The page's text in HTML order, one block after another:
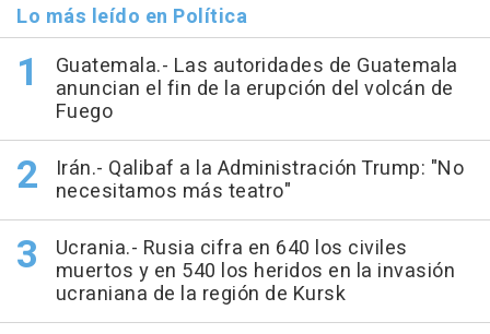
Lo más leído en Política
Guatemala.- Las autoridades de Guatemala
anuncian el fin de la erupción del volcán de
Fuego
Irán.- Qalibaf a la Administración Trump: "No
necesitamos más teatro"
Ucrania.- Rusia cifra en 640 los civiles
muertos y en 540 los heridos en la invasión
ucraniana de la región de Kursk